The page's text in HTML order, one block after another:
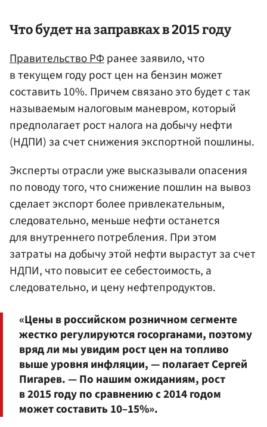
Что будет на заправках в 2015 году
Правительство РФранее заявило, что
в текущем году рост цен на бензин может
составить 10%. Причем связано это будет с так
называемым налоговым маневром, который
предполагает рост налога на добычу нефти
(НДПИ) за счет снижения экспортной пошлины.
Эксперты отрасли уже высказывали опасения
по поводу того, что снижение пошлин на вывоз
сделает экспорт более привлекательным,
следовательно, меньше нефти останется
для внутреннего потребления. При этом
затраты на добычу этой нефти вырастут за счет
НДПИ, что повысит ее себестоимость, а
следовательно, и цену нефтепродуктов.
«Цены в российском розничном сегменте
жестко регулируются госорганами, поэтому
вряд ли мы увидим рост цен на топливо
выше уровня инфляции, — полагает Сергей
Пигарев. — По нашим ожиданиям, рост
в 2015 году по сравнению с 2014 годом
может составить 10–15%».